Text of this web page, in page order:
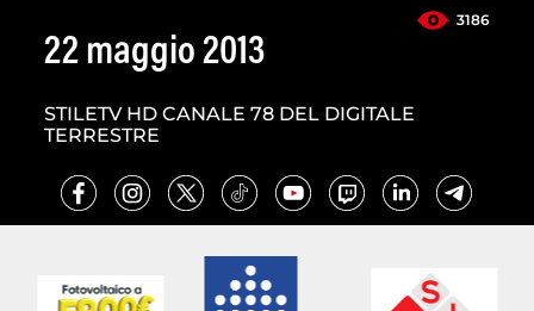
3186
22 maggio 2013
STILETV HD CANALE 78 DEL DIGITALE
TERRESTRE